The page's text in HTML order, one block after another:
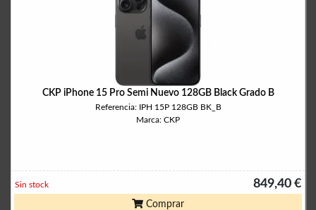
CKP iPhone 15 Pro Semi Nuevo 128GB Black Grado B
Referencia: IPH 15P 128GB BK_B
Marca: CKP
849,40 €
Sin stock
Comprar